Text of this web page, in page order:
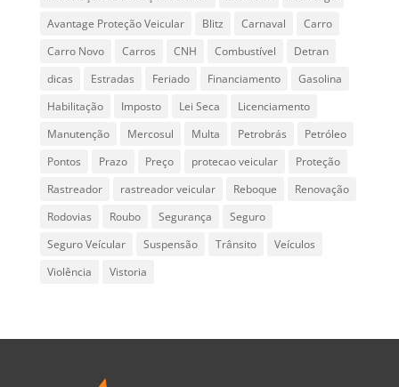
Avantage Proteção Veicular
Blitz Carnaval
Carro
Carro Novo
Carros CNH Combustível
Detran
dicas
Estradas Feriado Financiamento
Gasolina
Habilitação
Imposto Lei Seca
Licenciamento
Manutenção
Mercosul Multa Petrobrás
Petróleo
Pontos
Prazo Preço protecao veicular
Proteção
Rastreador
rastreador veicular Reboque
Renovação
Rodovias
Roubo Segurança
Seguro
Seguro Veícular
Suspensão Trânsito
Veículos
Violência
Vistoria